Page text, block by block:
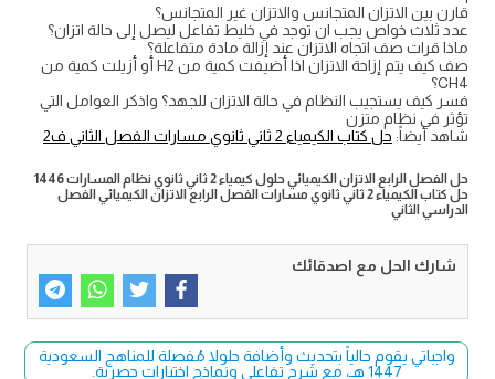
قارن بين الاتزان المتجانس والاتزان غير المتجانس؟
عدد ثلاث خواص يجب ان توجد في خليط تفاعل ليصل إلى حالة اتزان؟
ماذا قرات صف اتجاه الاتزان عند إزالة مادة متفاعلة؟
صف كيف يتم إزاحة الاتزان اذا أضيفت كمية من H2 أو أزيلت كمية من
CH4؟
فسر كيف يستجيب النظام في حالة الاتزان للجهد؟ واذكر العوامل التي
تؤثر في نظام متزن
شاهد أيضاً: حل كتاب الكيمياء 2 ثاني ثانوي مسارات الفصل الثاني ف2
حل الفصل الرابع الاتزان الكيميائي حلول كيمياء 2 ثاني ثانوي نظام المسارات 1446
حل كتاب الكيمياء 2 ثاني ثانوي مسارات الفصل الرابع الاتزان الكيميائي الفصل
الدراسي الثاني
شارك الحل مع اصدقائك
واجباتي يقوم حالياً بتحديث وأضافة حلولا مُفصلة للمناهج السعودية
1447 هـ، مع شرح تفاعلي ونماذج اختبارات حصرية.